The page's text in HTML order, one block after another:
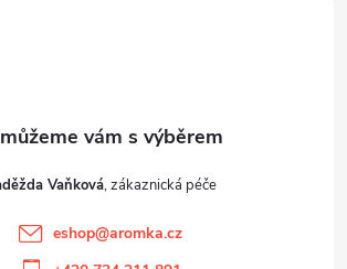
Vaňková
eshop@aromka.cz